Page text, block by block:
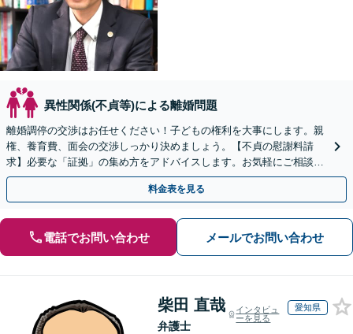
異性関係(不貞等)による離婚問題
離婚調停の交渉はお任せください！子どもの権利を大事にします。親
権、養育費、面会の交渉しっかり決めましょう。【不貞の慰謝料請
求】必要な「証拠」の集め方をアドバイスします。お気軽にご相談く
ださい。
料金表を見る
電話でお問い合わせ メールでお問い合わせ
柴田 直哉
弁護士
インタビュ
ーを見る
愛知県